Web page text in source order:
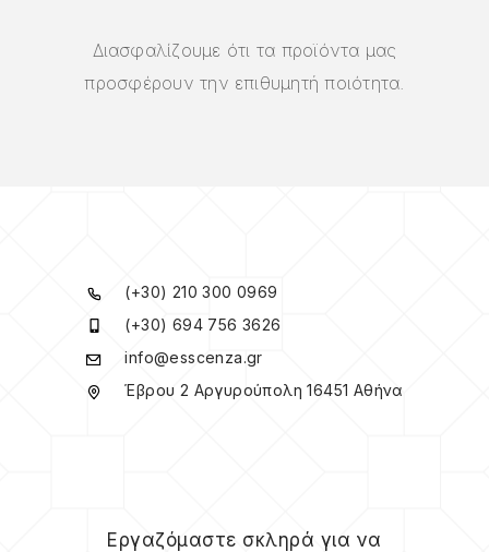
Διασφαλίζουμε ότι τα προϊόντα μας
προσφέρουν την επιθυμητή ποιότητα.
(+30) 210 300 0969
(+30) 694 756 3626
info@esscenza.gr
Έβρου 2 Αργυρούπολη 16451 Αθήνα
Εργαζόμαστε σκληρά για να